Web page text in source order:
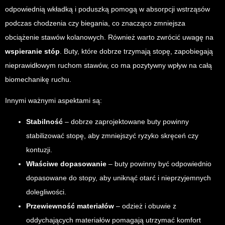
odpowiednią wkładką i poduszką pomogą w absorpcji wstrząsów
podczas chodzenia czy biegania, co znacząco zmniejsza
obciążenie stawów kolanowych. Również warto zwrócić uwagę na
wspieranie stóp. Buty, które dobrze trzymają stopę, zapobiegają
nieprawidłowym ruchom stawów, co ma pozytywny wpływ na całą
biomechanikę ruchu.
Innymi ważnymi aspektami są:
Stabilność – dobrze zaprojektowane buty powinny
stabilizować stopę, aby zmniejszyć ryzyko skręceń czy
kontuzji.
Właściwe dopasowanie – buty powinny być odpowiednio
dopasowane do stopy, aby uniknąć otarć i nieprzyjemnych
dolegliwości.
Przewiewność materiałów – odzież i obuwie z
oddychających materiałów pomagają utrzymać komfort